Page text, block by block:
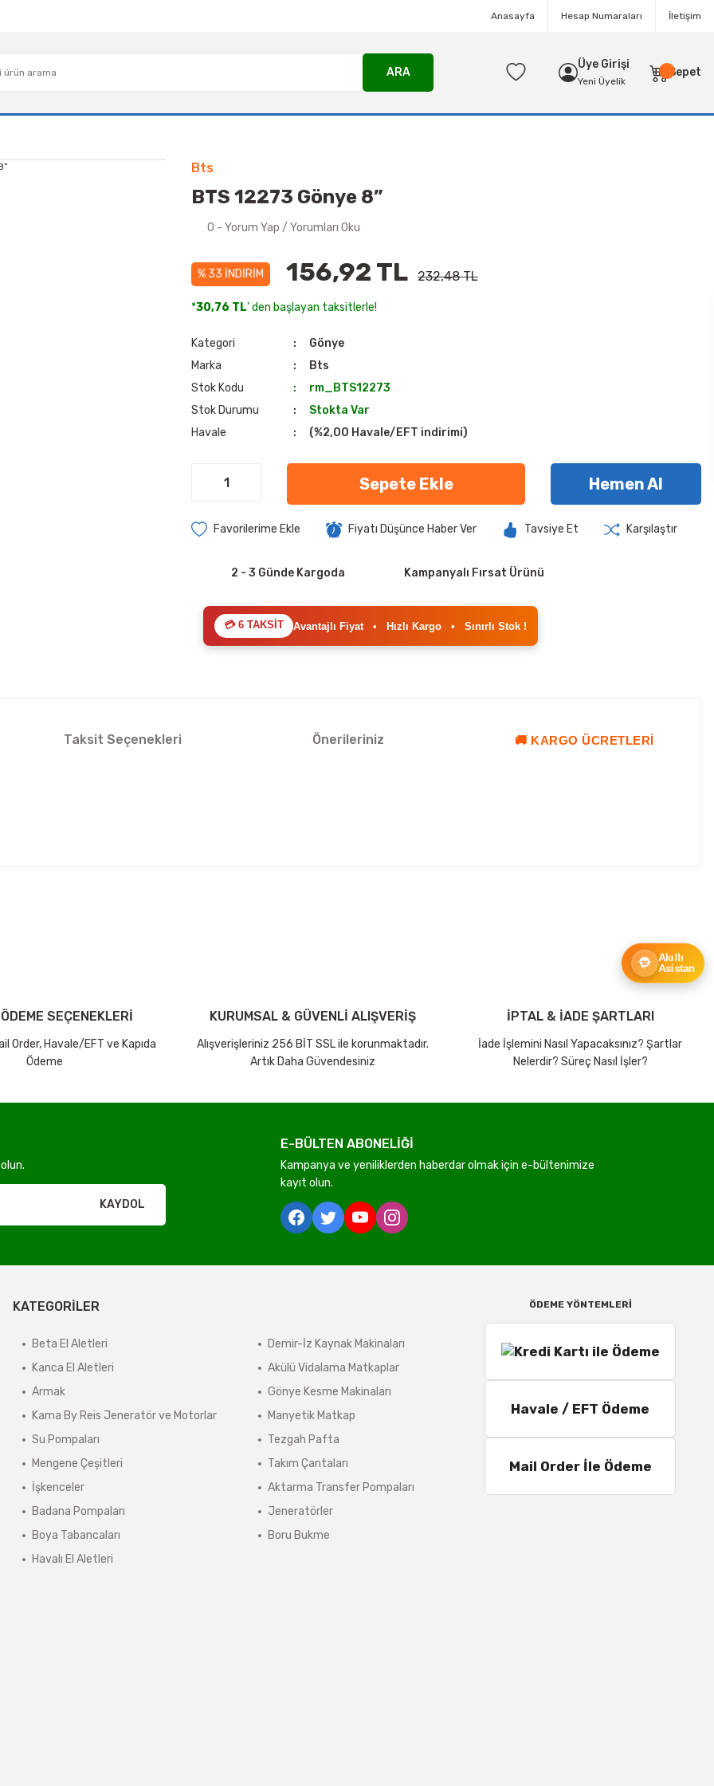
Anasayfa Hesap Numaraları İletişim
ARA
Üye Girişi
Yeni Üyelik
Sepet
Bts
BTS 12273 Gönye 8”
0 - Yorum Yap / Yorumları Oku
% 33 İNDİRİM 156,92 TL 232,48 TL
*30,76 TL' den başlayan taksitlerle!
Kategori
Gönye
Marka
Bts
Stok Kodu
rm_BTS12273
Stok Durumu
Stokta Var
Havale
(%2,00 Havale/EFT indirimi)
Sepete Ekle Hemen Al
Fiyatı Düşünce Haber Ver Tavsiye Et Karşılaştır
2 - 3 Günde Kargoda Kampanyalı Fırsat Ürünü
💳 6 TAKSİT Avantajlı Fiyat • Hızlı Kargo • Sınırlı Stok !
Taksit Seçenekleri Önerileriniz 🚚 KARGO ÜCRETLERI
tabidir.
kargo ücreti karşı ödemeli olarak yansıtılabilir.
sistem tarafından otomatik olarak hesaplanmaktadır.
SEÇENEKLERİ
Order, Havale/EFT ve Kapıda
Ödeme
KURUMSAL & GÜVENLİ ALIŞVERİŞ
Alışverişleriniz 256 BİT SSL ile korunmaktadır.
Artık Daha Güvendesiniz
İPTAL & İADE ŞARTLARI
İade İşlemini Nasıl Yapacaksınız? Şartlar
Nelerdir? Süreç Nasıl İşler?
KAYDOL
E-BÜLTEN ABONELİĞİ
Kampanya ve yeniliklerden haberdar olmak için e-bültenimize
kayıt olun.
KATEGORİLER
Beta El Aletleri
Kanca El Aletleri
Armak
Kama By Reis Jeneratör ve Motorlar
Su Pompaları
Mengene Çeşitleri
İşkenceler
Badana Pompaları
Boya Tabancaları
Havalı El Aletleri
Demir-İz Kaynak Makinaları
Akülü Vidalama Matkaplar
Gönye Kesme Makinaları
Manyetik Matkap
Tezgah Pafta
Takım Çantaları
Aktarma Transfer Pompaları
Jeneratörler
Boru Bukme
ÖDEME YÖNTEMLERİ
Havale / EFT Ödeme
Mail Order İle Ödeme
Akıllı
Asistan